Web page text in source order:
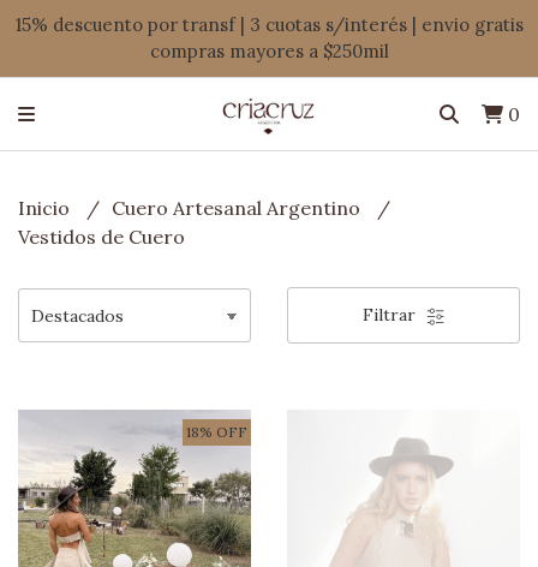
15% descuento por transf | 3 cuotas s/interés | envio gratis
compras mayores a $250mil
0
Inicio
Cuero Artesanal Argentino
Vestidos de Cuero
Filtrar
18% OFF